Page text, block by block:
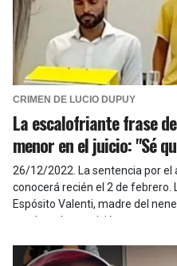
CRIMEN DE LUCIO DUPUY
La escalofriante frase
menor en el juicio: "Sé
26/12/2022 La sentencia por el
conocerá recién el 2 de febrero.
Espósito Valenti, madre del
condenadas a prisión perpetua.